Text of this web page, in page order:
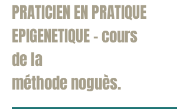
PRATICIEN EN PRATIQUE
EPIGENETIQUE - cours
de la
méthode noguès.